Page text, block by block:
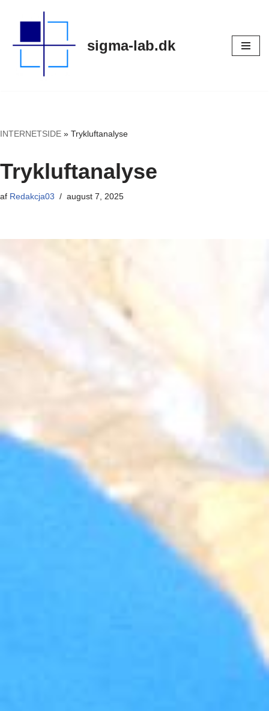
til
sigma-lab.dk
INTERNETSIDE » Trykluftanalyse
Trykluftanalyse
af Redakcja03 august 7, 2025